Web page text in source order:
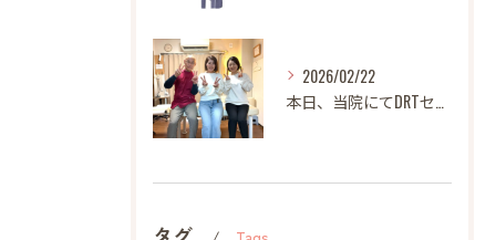
2026/02/22
本日、当院にてDRTセミナーを開催いたしました。